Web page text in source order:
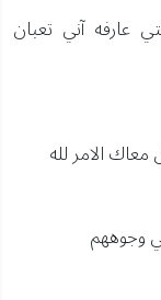
عارفه آني تعبان
الامر لله
وجوههم